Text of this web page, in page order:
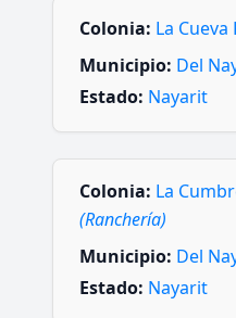
Colonia: La Cueva
Municipio: Del
Estado: Nayarit
Colonia: La
(Ranchería)
Municipio: Del
Estado: Nayarit